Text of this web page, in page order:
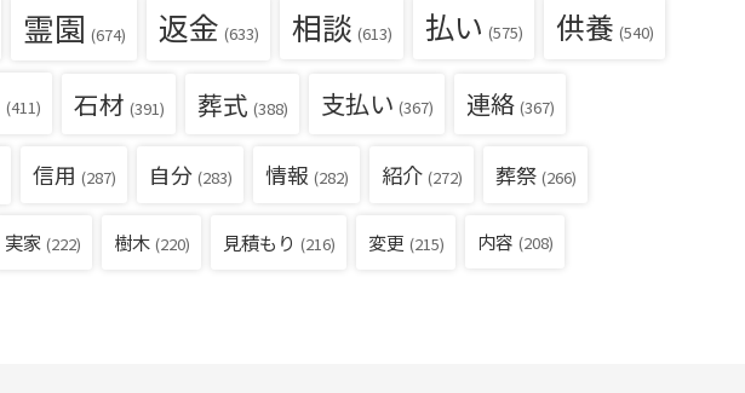
霊園 (674) 返金 (633) 相談 (613) 払い (575) 供養 (540)
(411) 石材 (391) 葬式 (388) 支払い (367) 連絡 (367)
信用 (287) 自分 (283) 情報 (282) 紹介 (272) 葬祭 (266)
実家 (222) 樹木 (220) 見積もり (216) 変更 (215) 内容 (208)